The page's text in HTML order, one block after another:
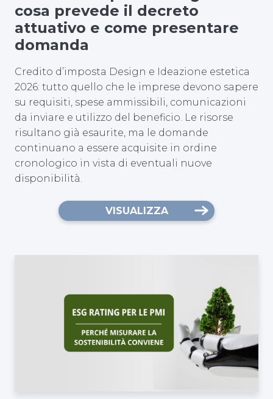
cosa prevede il decreto
attuativo e come presentare
domanda
Credito d’imposta Design e Ideazione estetica
2026: tutto quello che le imprese devono sapere
su requisiti, spese ammissibili, comunicazioni
da inviare e utilizzo del beneficio. Le risorse
risultano già esaurite, ma le domande
continuano a essere acquisite in ordine
cronologico in vista di eventuali nuove
disponibilità.
VISUALIZZA